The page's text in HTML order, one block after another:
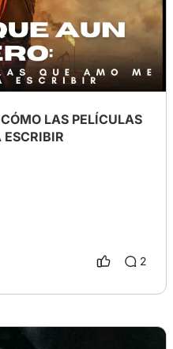
Joel Coen # Ethan Coen
LAS PELÍCULAS
2